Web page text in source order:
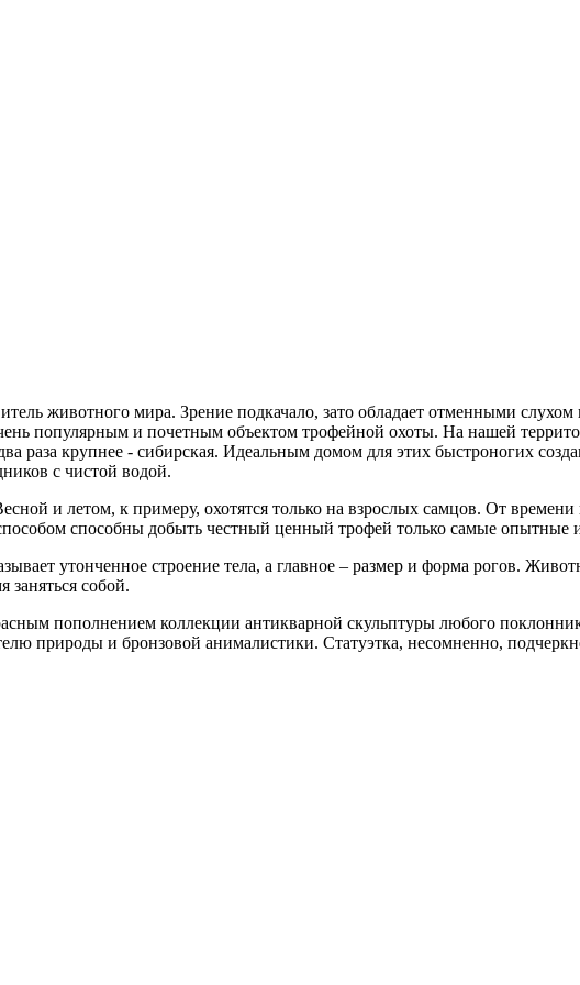
животного мира. Зрение подкачало, зато обладает отменными
популярным и почетным объектом трофейной охоты. На нашей
раза крупнее - сибирская. Идеальным домом для этих быстроногих
с чистой водой.
и летом, к примеру, охотятся только на взрослых самцов. От времени
способны добыть честный ценный трофей только самые опытные
утонченное строение тела, а главное – размер и форма рогов.
собой.
пополнением коллекции антикварной скульптуры любого
природы и бронзовой анималистики. Статуэтка, несомненно,